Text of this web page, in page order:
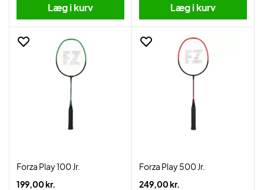
Læg i kurv Læg i kurv
Forza Play 100 Jr.
199,00 kr.
Forza Play 500 Jr.
249,00 kr.